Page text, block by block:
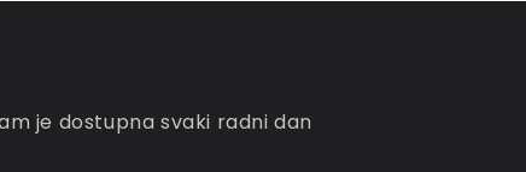
je dostupna svaki radni dan